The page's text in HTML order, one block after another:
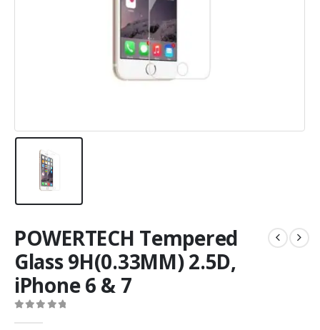
POWERTECH Tempered
Glass 9H(0.33MM) 2.5D,
iPhone 6 & 7